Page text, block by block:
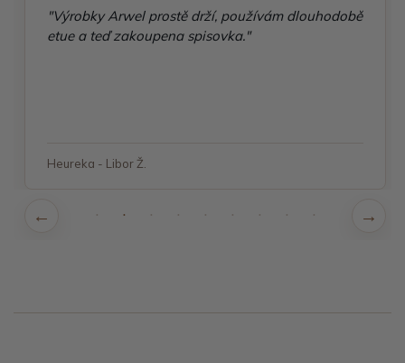
"Výrobky Arwel prostě drží, používám dlouhodobě
etue a teď zakoupena spisovka."
Heureka - Libor Ž.